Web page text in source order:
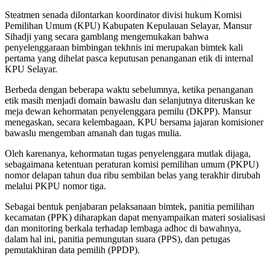
Steatmen senada dilontarkan koordinator divisi hukum Komisi
Pemilihan Umum (KPU) Kabupaten Kepulauan Selayar, Mansur
Sihadji yang secara gamblang mengemukakan bahwa
penyelenggaraan bimbingan tekhnis ini merupakan bimtek kali
pertama yang dihelat pasca keputusan penanganan etik di internal
KPU Selayar.
Berbeda dengan beberapa waktu sebelumnya, ketika penanganan
etik masih menjadi domain bawaslu dan selanjutnya diteruskan ke
meja dewan kehormatan penyelenggara pemilu (DKPP). Mansur
menegaskan, secara kelembagaan, KPU bersama jajaran komisioner
bawaslu mengemban amanah dan tugas mulia.
Oleh karenanya, kehormatan tugas penyelenggara mutlak dijaga,
sebagaimana ketentuan peraturan komisi pemilihan umum (PKPU)
nomor delapan tahun dua ribu sembilan belas yang terakhir dirubah
melalui PKPU nomor tiga.
Sebagai bentuk penjabaran pelaksanaan bimtek, panitia pemilihan
kecamatan (PPK) diharapkan dapat menyampaikan materi sosialisasi
dan monitoring berkala terhadap lembaga adhoc di bawahnya,
dalam hal ini, panitia pemungutan suara (PPS), dan petugas
pemutakhiran data pemilih (PPDP).